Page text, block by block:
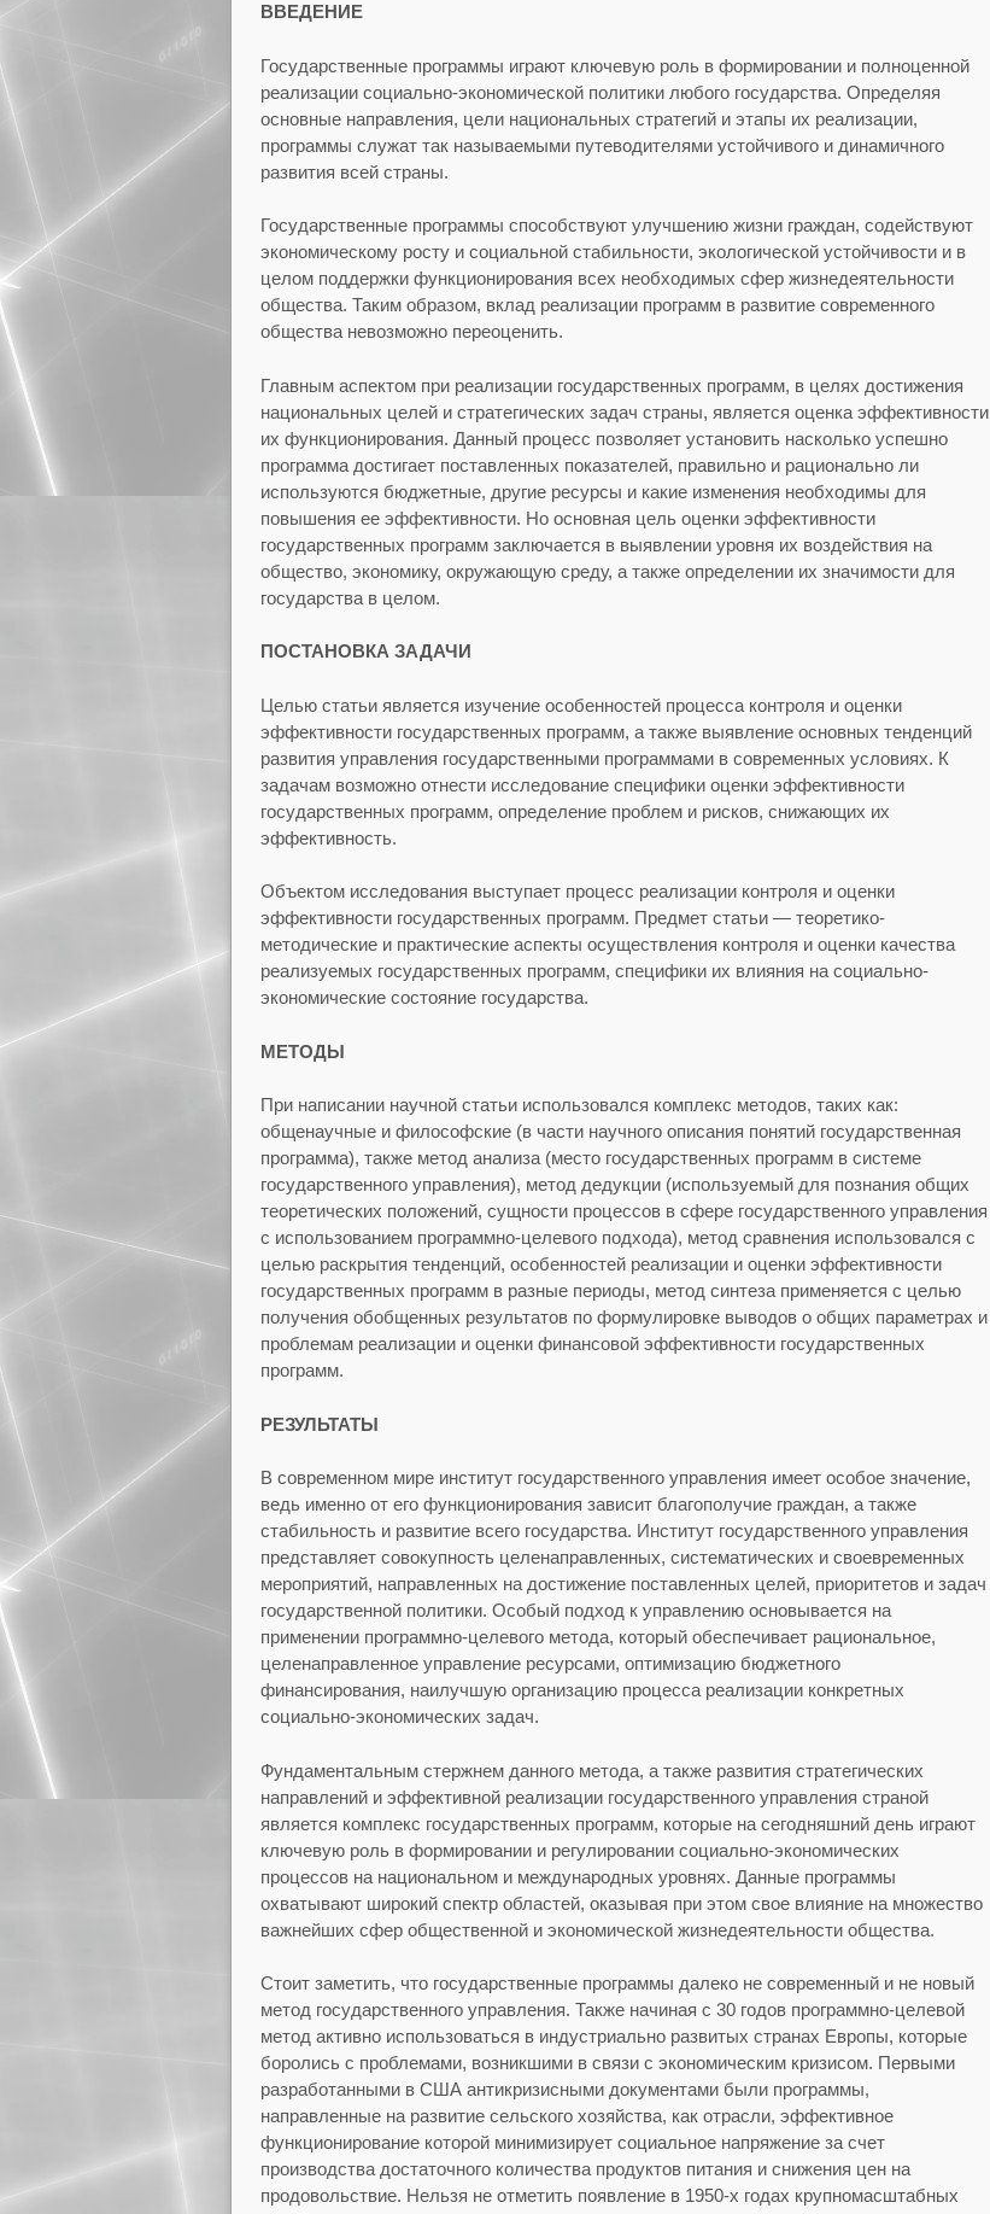
ВВЕДЕНИЕ
Государственные программы играют ключевую роль в формировании и полноценной
реализации социально-экономической политики любого государства. Определяя
основные направления, цели национальных стратегий и этапы их реализации,
программы служат так называемыми путеводителями устойчивого и динамичного
развития всей страны.
Государственные программы способствуют улучшению жизни граждан, содействуют
экономическому росту и социальной стабильности, экологической устойчивости и в
целом поддержки функционирования всех необходимых сфер жизнедеятельности
общества. Таким образом, вклад реализации программ в развитие современного
общества невозможно переоценить.
Главным аспектом при реализации государственных программ, в целях достижения
национальных целей и стратегических задач страны, является оценка эффективности
их функционирования. Данный процесс позволяет установить насколько успешно
программа достигает поставленных показателей, правильно и рационально ли
используются бюджетные, другие ресурсы и какие изменения необходимы для
повышения ее эффективности. Но основная цель оценки эффективности
государственных программ заключается в выявлении уровня их воздействия на
общество, экономику, окружающую среду, а также определении их значимости для
государства в целом.
ПОСТАНОВКА ЗАДАЧИ
Целью статьи является изучение особенностей процесса контроля и оценки
эффективности государственных программ, а также выявление основных тенденций
развития управления государственными программами в современных условиях. К
задачам возможно отнести исследование специфики оценки эффективности
государственных программ, определение проблем и рисков, снижающих их
эффективность.
Объектом исследования выступает процесс реализации контроля и оценки
эффективности государственных программ. Предмет статьи — теоретико-
методические и практические аспекты осуществления контроля и оценки качества
реализуемых государственных программ, специфики их влияния на социально-
экономические состояние государства.
МЕТОДЫ
При написании научной статьи использовался комплекс методов, таких как:
общенаучные и философские (в части научного описания понятий государственная
программа), также метод анализа (место государственных программ в системе
государственного управления), метод дедукции (используемый для познания общих
теоретических положений, сущности процессов в сфере государственного управления
с использованием программно-целевого подхода), метод сравнения использовался с
целью раскрытия тенденций, особенностей реализации и оценки эффективности
государственных программ в разные периоды, метод синтеза применяется с целью
получения обобщенных результатов по формулировке выводов о общих параметрах и
проблемам реализации и оценки финансовой эффективности государственных
программ.
РЕЗУЛЬТАТЫ
В современном мире институт государственного управления имеет особое значение,
ведь именно от его функционирования зависит благополучие граждан, а также
стабильность и развитие всего государства. Институт государственного управления
представляет совокупность целенаправленных, систематических и своевременных
мероприятий, направленных на достижение поставленных целей, приоритетов и задач
государственной политики. Особый подход к управлению основывается на
применении программно-целевого метода, который обеспечивает рациональное,
целенаправленное управление ресурсами, оптимизацию бюджетного
финансирования, наилучшую организацию процесса реализации конкретных
социально-экономических задач.
Фундаментальным стержнем данного метода, а также развития стратегических
направлений и эффективной реализации государственного управления страной
является комплекс государственных программ, которые на сегодняшний день играют
ключевую роль в формировании и регулировании социально-экономических
процессов на национальном и международных уровнях. Данные программы
охватывают широкий спектр областей, оказывая при этом свое влияние на множество
важнейших сфер общественной и экономической жизнедеятельности общества.
Стоит заметить, что государственные программы далеко не современный и не новый
метод государственного управления. Также начиная с 30 годов программно-целевой
метод активно использоваться в индустриально развитых странах Европы, которые
боролись с проблемами, возникшими в связи с экономическим кризисом. Первыми
разработанными в США антикризисными документами были программы,
направленные на развитие сельского хозяйства, как отрасли, эффективное
функционирование которой минимизирует социальное напряжение за счет
производства достаточного количества продуктов питания и снижения цен на
продовольствие. Нельзя не отметить появление в 1950-х годах крупномасштабных